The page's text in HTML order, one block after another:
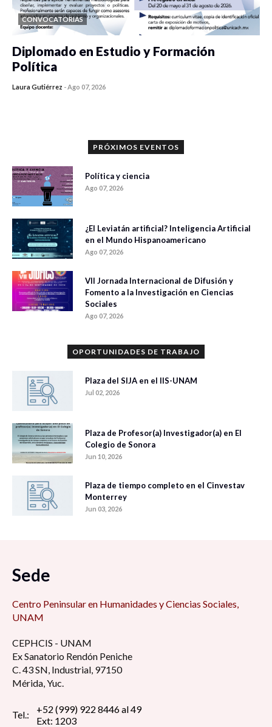
CONVOCATORIAS
Diplomado en Estudio y Formación
Política
Laura Gutiérrez -Ago 07, 2026
PRÓXIMOS EVENTOS
Política y ciencia
Ago 07, 2026
¿El Leviatán artificial? Inteligencia Artificial
en el Mundo Hispanoamericano
Ago 07, 2026
VII Jornada Internacional de Difusión y
Fomento a la Investigación en Ciencias
Sociales
Ago 07, 2026
OPORTUNIDADES DE TRABAJO
Plaza del SIJA en el IIS-UNAM
Jul 02, 2026
Plaza de Profesor(a) Investigador(a) en El
Colegio de Sonora
Jun 10, 2026
Plaza de tiempo completo en el Cinvestav
Monterrey
Jun 03, 2026
Sede
Centro Peninsular en Humanidades y Ciencias Sociales,
UNAM
CEPHCIS - UNAM
Ex Sanatorio Rendón Peniche
C. 43 SN, Industrial, 97150
Mérida, Yuc.
Tel.:
+52 (999) 922 8446 al 49
Ext: 1203